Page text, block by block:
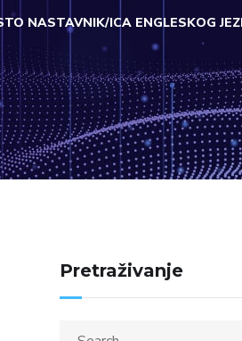
NASTAVNIK/ICA ENGLESKOG
Pretraživanje